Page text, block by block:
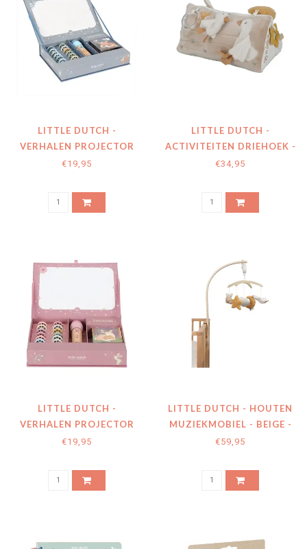
LITTLE DUTCH -
VERHALEN PROJECTOR
ZAKLAMP - BLAUW
€19,95
LITTLE DUTCH -
ACTIVITEITEN DRIEHOEK -
WIT NEWBORN NATURALS
€34,95
LITTLE DUTCH -
VERHALEN PROJECTOR
ZAKLAMP - ROZE
€19,95
LITTLE DUTCH - HOUTEN
MUZIEKMOBIEL - BEIGE -
NEWBORN NATURALS
€59,95